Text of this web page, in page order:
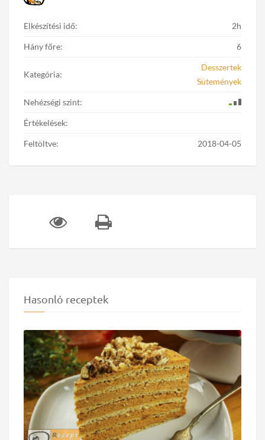
Elkészítési idő: 2h
Hány főre: 6
Kategória:
Desszertek
Sütemények
Nehézségi szint:
Értékelések:
Feltöltve: 2018-04-05
Hasonló receptek